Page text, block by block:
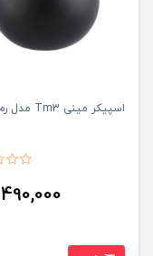
اسپیکر مینی Tm3 مدل رم خور
490,000